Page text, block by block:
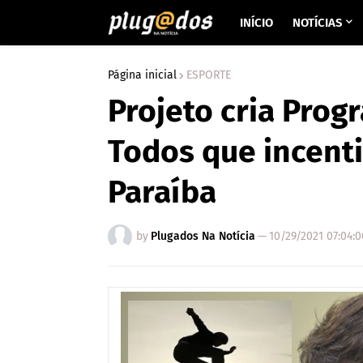
INÍCIO NOTÍCIAS
Página inicial ESPORTE
Projeto cria
Todos que
Paraíba
by Plugados Na Notícia — 10/29/2021